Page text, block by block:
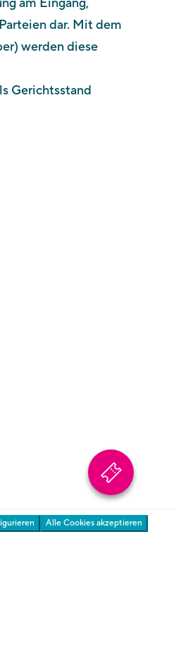
dar. Mit dem
werden diese
Gerichtsstand
Alle Cookies akzeptieren